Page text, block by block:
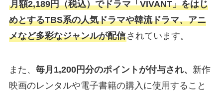
月額2,189円（税込）でドラマ「VIVANT」をはじ
めとするTBS系の人気ドラマや韓流ドラマ、アニ
メなど多彩なジャンルが配信されています。
また、 毎月1,200円分のポイントが付与され、 新作
映画のレンタルや電子書籍の購入に使用すること